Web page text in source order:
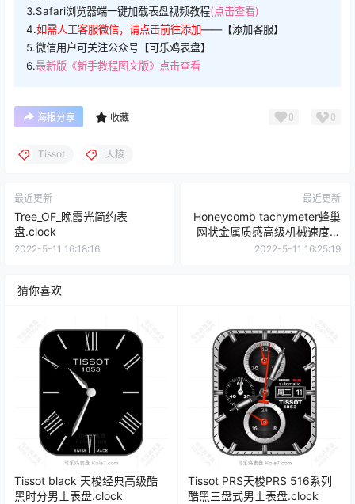
3.Safari浏览器端一键加载表盘视频教程(点击查看)
4.如需人工客服微信，请点击前往添加——【添加客服】
5.微信用户可关注公众号【可乐鸡表盘】
6.最新版《新手教程图文版》点击查看
海报分享 收藏 0 0
Tissot 天梭
最近更新
Tree_OF_晚霞光简约表
盘.clock
2022-5-11 16:18:16
最近更新
Honeycomb tachymeter蜂巢
网状金属质感高级机械速度计
时表盘.clock
2022-5-11 16:25:19
猜你喜欢
Tissot black 天梭经典高级酷
黑时分男士表盘.clock
Tissot PRS天梭PRS 516系列
酷黑三盘式男士表盘.clock